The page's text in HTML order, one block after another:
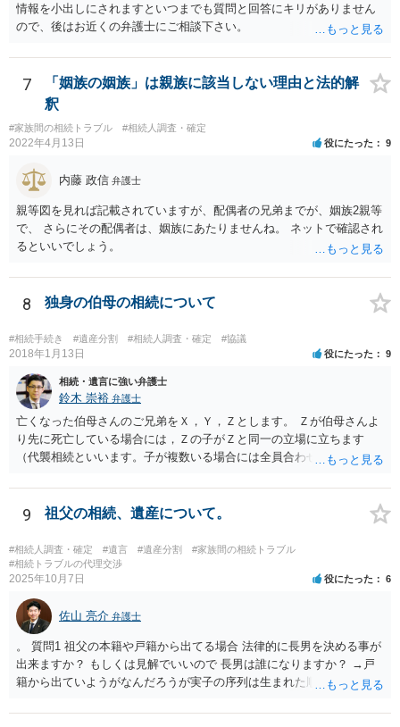
しどころ）としては，譲歩することを甘受しなければならないかもし
れません。
情報を小出しにされますといつまでも質問と回答にキリがありません
ので、後はお近くの弁護士にご相談下さい。
7
「姻族の姻族」は親族に該当しない理由と法的解
釈
#家族間の相続トラブル #相続人調査・確定
2022年4月13日 役にたった 9
内藤 政信 弁護士
親等図を見れば記載されていますが、配偶者の兄弟までが、姻族2親等
で、 さらにその配偶者は、姻族にあたりませんね。 ネットで確認され
るといいでしょう。
8 独身の伯母の相続について
#相続手続き #遺産分割 #相続人調査・確定 #協議
2018年1月13日 役にたった 9
相続・遺言に強い弁護士
鈴木 崇裕 弁護士
亡くなった伯母さんのご兄弟をＸ，Ｙ，Ｚとします。 Ｚが伯母さんよ
り先に死亡している場合には，Ｚの子がＺと同一の立場に立ちます
（代襲相続といいます。子が複数いる場合には全員合わせてＺと同一
つの相続分を有していますので， そのことを前提として，遺産分割協
議をすることになります（必ずしも３分の１ずつにしなくても，合意
ができれば構いません。）。 今後の対応としては， ①伯母さんの相続
財産（遺産）の全容を整理する（預貯金，有価証券，不動産等の有無
を調べることになります。） ②相続財産に照らし，相続税の申告の準
備をする（税理士の先生にご相談ください。） ③遺産分割協議をする
（ご本人同士で行っても構いませんし，弁護士に相談することもよろ
しいと思います。） ことになります。
9 祖父の相続、遺産について。
#相続人調査・確定 #遺言 #遺産分割
#家族間の相続トラブル
#相続トラブルの代理交渉
2025年10月7日 役にたった 6
佐山 亮介 弁護士
。 質問1 祖父の本籍や戸籍から出てる場合 法律的に長男を決める事が
出来ますか？ もしくは見解でいいので 長男は誰になりますか？ →戸
籍から出ていようがなんだろうが実子の序列は生まれた順ですから、
書が腹違いの長男に向けてある場合 書かれてる内容が最優先にされる